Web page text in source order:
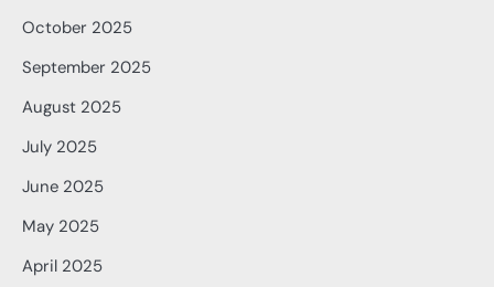
October 2025
September 2025
August 2025
July 2025
June 2025
May 2025
April 2025